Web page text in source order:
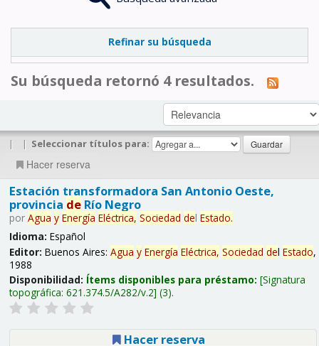
Refinar su búsqueda
Su búsqueda retornó 4 resultados.
| | Seleccionar títulos para:
Hacer reserva
Estación transformadora San Antonio Oeste,
provincia deRío Negro
por Agua y Energía Eléctrica, Sociedad del Estado.
Idioma: Español
Editor: Buenos Aires: Agua y Energía Eléctrica, Sociedad del Estado,
1988
Disponibilidad: Ítems disponibles para préstamo: Signatura
topográfica: 621.374.5/A282/v.2 (3).
Hacer reserva